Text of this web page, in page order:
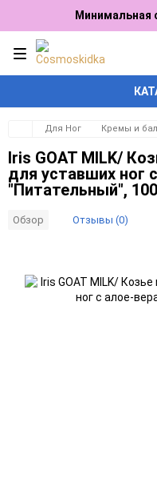
Минимальная
Для Ног Кремы и
Iris GOAT MILK/
для уставших ног
"Питательный",
Обзор Отзывы (0)